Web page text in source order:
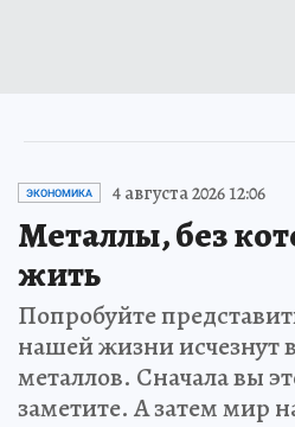
ЭКОНОМИКА 4 августа 2026 12:06
Металлы, без
жить
Попробуйте
нашей жизни исчезнут
металлов. Сначала вы
заметите. А затем мир